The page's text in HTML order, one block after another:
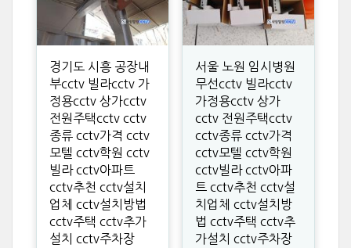
경기도 시흥 공장내
부cctv 빌라cctv 가
정용cctv 상가cctv
전원주택cctv cctv
종류 cctv가격 cctv
모텔 cctv학원 cctv
빌라 cctv아파트
cctv추천 cctv설치
업체 cctv설치방법
cctv주택 cctv추가
설치 cctv주차장
서울 노원 임시병원
무선cctv 빌라cctv
가정용cctv 상가
cctv 전원주택cctv
cctv종류 cctv가격
cctv모텔 cctv학원
cctv빌라 cctv아파
트 cctv추천 cctv설
치업체 cctv설치방
법 cctv주택 cctv추
가설치 cctv주차장